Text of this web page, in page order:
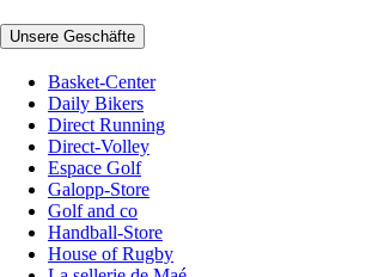
Unsere Geschäfte
Basket-Center
Daily Bikers
Direct Running
Direct-Volley
Espace Golf
Galopp-Store
Golf and co
Handball-Store
House of Rugby